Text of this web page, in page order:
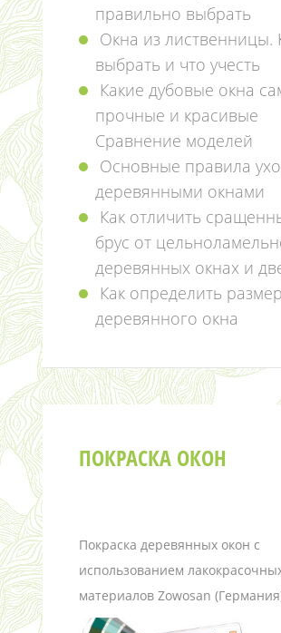
правильно выбрать
Окна из лиственницы.
выбрать и что учесть
Какие дубовые окна
прочные и красивые
Сравнение моделей
Основные правила
деревянными окнами
Как отличить
брус от
деревянных окнах и
Как определить
деревянного окна
ПОКРАСКА ОКОН
Покраска деревянных окон с
использованием
материалов Zowosan